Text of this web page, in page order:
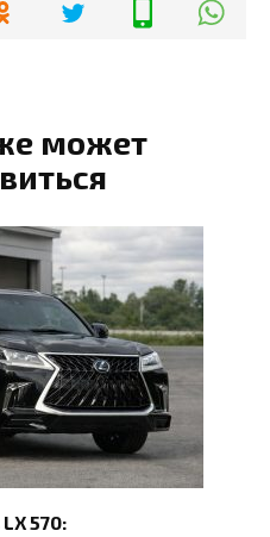
может
570: